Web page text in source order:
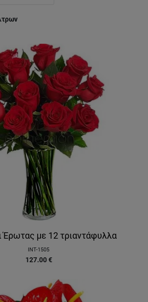
Έρωτας με 12 τριαντάφυλλα
INT-1505
127.00 €